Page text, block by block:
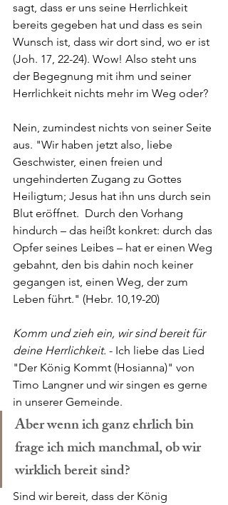
sagt, dass er uns seine Herrlichkeit
bereits gegeben hat und dass es sein
Wunsch ist, dass wir dort sind, wo er ist
(Joh. 17, 22-24). Wow! Also steht uns
der Begegnung mit ihm und seiner
Herrlichkeit nichts mehr im Weg oder?
Nein, zumindest nichts von seiner Seite
aus. "Wir haben jetzt also, liebe
Geschwister, einen freien und
ungehinderten Zugang zu Gottes
Heiligtum; Jesus hat ihn uns durch sein
Blut eröffnet. Durch den Vorhang
hindurch – das heißt konkret: durch das
Opfer seines Leibes – hat er einen Weg
gebahnt, den bis dahin noch keiner
gegangen ist, einen Weg, der zum
Leben führt." (Hebr. 10,19-20)
Komm und zieh ein, wir sind bereit für
deine Herrlichkeit. - Ich liebe das Lied
"Der König Kommt (Hosianna)" von
Timo Langner und wir singen es gerne
in unserer Gemeinde.
Aber wenn ich ganz ehrlich bin
frage ich mich manchmal, ob wir
wirklich bereit sind?
Sind wir bereit, dass der König